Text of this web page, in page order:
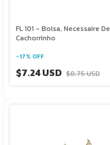
FL 101 - Bolsa, Necessaire De
Cachorrinho
-17% OFF
$7.24 USD $8.75 USD